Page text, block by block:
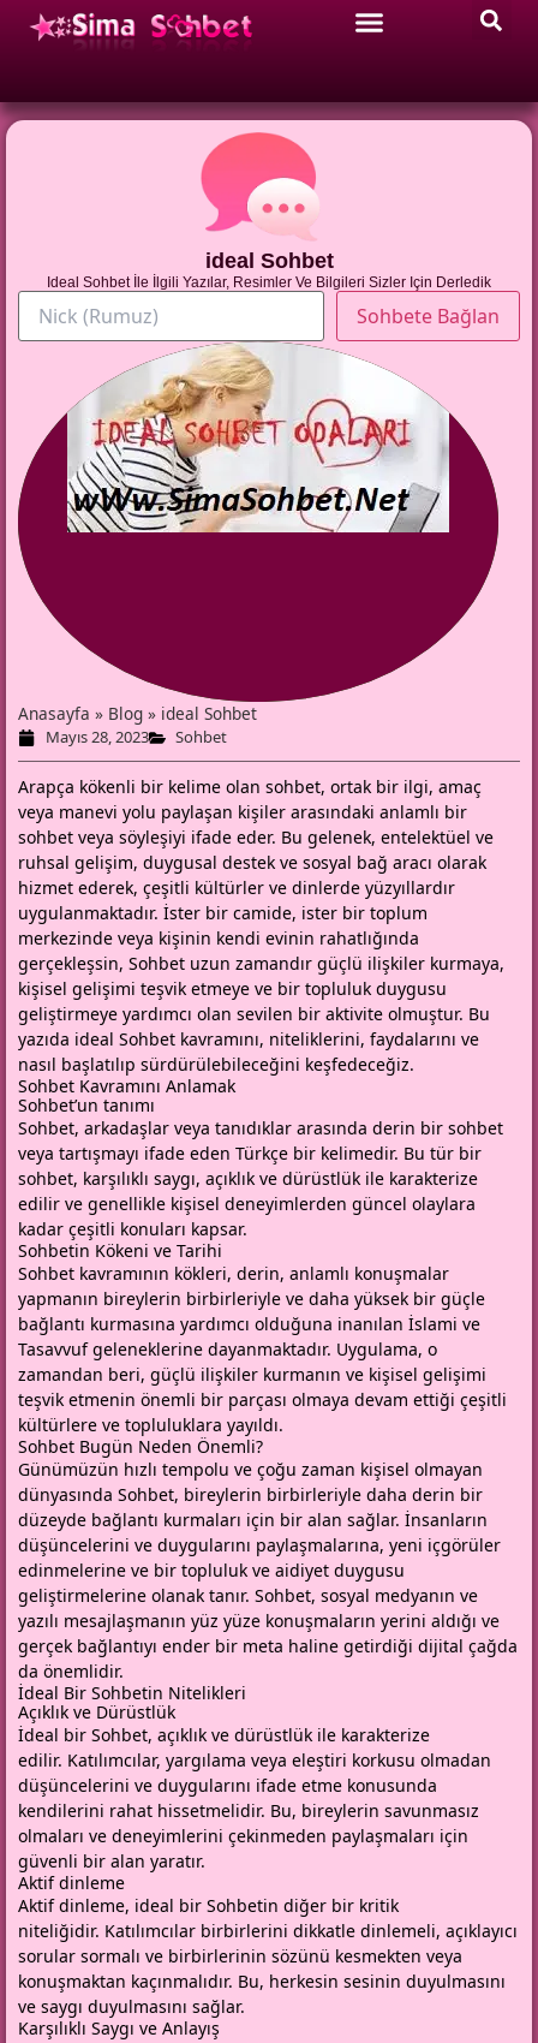
ideal Sohbet
Ideal Sohbet İle İlgili Yazılar, Resimler Ve Bilgileri Sizler Için Derledik
Anasayfa » Blog » ideal Sohbet
Mayıs 28, 2023 Sohbet
Arapça kökenli bir kelime olan sohbet, ortak bir ilgi, amaç
veya manevi yolu paylaşan kişiler arasındaki anlamlı bir
sohbet veya söyleşiyi ifade eder. Bu gelenek, entelektüel ve
ruhsal gelişim, duygusal destek ve sosyal bağ aracı olarak
hizmet ederek, çeşitli kültürler ve dinlerde yüzyıllardır
uygulanmaktadır. İster bir camide, ister bir toplum
merkezinde veya kişinin kendi evinin rahatlığında
gerçekleşsin, Sohbet uzun zamandır güçlü ilişkiler kurmaya,
kişisel gelişimi teşvik etmeye ve bir topluluk duygusu
geliştirmeye yardımcı olan sevilen bir aktivite olmuştur. Bu
yazıda ideal Sohbet kavramını, niteliklerini, faydalarını ve
nasıl başlatılıp sürdürülebileceğini keşfedeceğiz.
Sohbet Kavramını Anlamak
Sohbet’un tanımı
Sohbet, arkadaşlar veya tanıdıklar arasında derin bir sohbet
veya tartışmayı ifade eden Türkçe bir kelimedir. Bu tür bir
sohbet, karşılıklı saygı, açıklık ve dürüstlük ile karakterize
edilir ve genellikle kişisel deneyimlerden güncel olaylara
kadar çeşitli konuları kapsar.
Sohbetin Kökeni ve Tarihi
Sohbet kavramının kökleri, derin, anlamlı konuşmalar
yapmanın bireylerin birbirleriyle ve daha yüksek bir güçle
bağlantı kurmasına yardımcı olduğuna inanılan İslami ve
Tasavvuf geleneklerine dayanmaktadır. Uygulama, o
zamandan beri, güçlü ilişkiler kurmanın ve kişisel gelişimi
teşvik etmenin önemli bir parçası olmaya devam ettiği çeşitli
kültürlere ve topluluklara yayıldı.
Sohbet Bugün Neden Önemli?
Günümüzün hızlı tempolu ve çoğu zaman kişisel olmayan
dünyasında Sohbet, bireylerin birbirleriyle daha derin bir
düzeyde bağlantı kurmaları için bir alan sağlar. İnsanların
düşüncelerini ve duygularını paylaşmalarına, yeni içgörüler
edinmelerine ve bir topluluk ve aidiyet duygusu
geliştirmelerine olanak tanır. Sohbet, sosyal medyanın ve
yazılı mesajlaşmanın yüz yüze konuşmaların yerini aldığı ve
gerçek bağlantıyı ender bir meta haline getirdiği dijital çağda
da önemlidir.
İdeal Bir Sohbetin Nitelikleri
Açıklık ve Dürüstlük
İdeal bir Sohbet, açıklık ve dürüstlük ile karakterize
edilir. Katılımcılar, yargılama veya eleştiri korkusu olmadan
düşüncelerini ve duygularını ifade etme konusunda
kendilerini rahat hissetmelidir. Bu, bireylerin savunmasız
olmaları ve deneyimlerini çekinmeden paylaşmaları için
güvenli bir alan yaratır.
Aktif dinleme
Aktif dinleme, ideal bir Sohbetin diğer bir kritik
niteliğidir. Katılımcılar birbirlerini dikkatle dinlemeli, açıklayıcı
sorular sormalı ve birbirlerinin sözünü kesmekten veya
konuşmaktan kaçınmalıdır. Bu, herkesin sesinin duyulmasını
ve saygı duyulmasını sağlar.
Karşılıklı Saygı ve Anlayış